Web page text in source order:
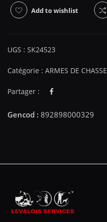
Add to wishlist
UGS : SK24523
Catégorie : ARMES DE CHASSE
Partager :